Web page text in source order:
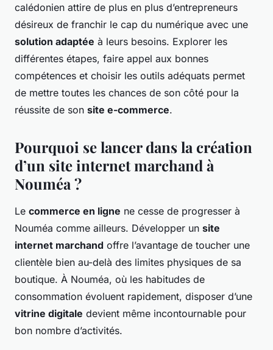
calédonien attire de plus en plus d’entrepreneurs
désireux de franchir le cap du numérique avec une
solution adaptée à leurs besoins. Explorer les
différentes étapes, faire appel aux bonnes
compétences et choisir les outils adéquats permet
de mettre toutes les chances de son côté pour la
réussite de son site e-commerce.
Pourquoi se lancer dans la création
d’un site internet marchand à
Nouméa ?
Le commerce en ligne ne cesse de progresser à
Nouméa comme ailleurs. Développer un site
internet marchand offre l’avantage de toucher une
clientèle bien au-delà des limites physiques de sa
boutique. À Nouméa, où les habitudes de
consommation évoluent rapidement, disposer d’une
vitrine digitale devient même incontournable pour
bon nombre d’activités.